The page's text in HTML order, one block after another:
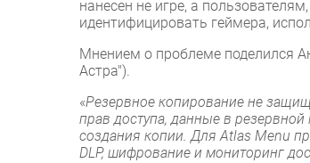
нанесен не игре, а
идентифицировать геймера,
Мнением о проблеме поделился
Астра").
«Резервное копирование не
прав доступа, данные в
создания копии. Для Atlas Menu
DLP, шифрование и мониторинг